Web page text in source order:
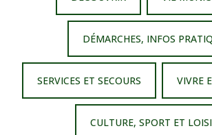
DÉMARCHES, INFOS
SERVICES ET SECOURS VIVRE
CULTURE, SPORT ET